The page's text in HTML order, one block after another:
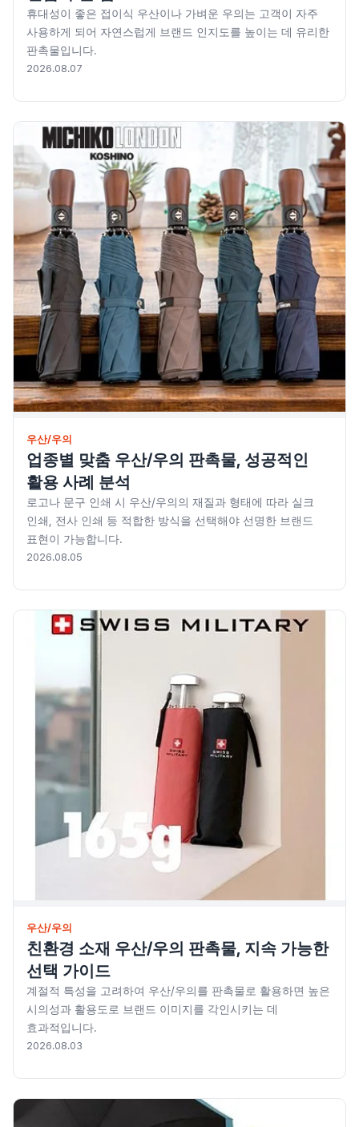
휴대성이 좋은 접이식 우산이나 가벼운 우의는 고객이 자주
사용하게 되어 자연스럽게 브랜드 인지도를 높이는 데 유리한
판촉물입니다.
2026.08.07
우산/우의
업종별 맞춤 우산/우의 판촉물, 성공적인
활용 사례 분석
로고나 문구 인쇄 시 우산/우의의 재질과 형태에 따라 실크
인쇄, 전사 인쇄 등 적합한 방식을 선택해야 선명한 브랜드
표현이 가능합니다.
2026.08.05
우산/우의
친환경 소재 우산/우의 판촉물, 지속 가능한
선택 가이드
계절적 특성을 고려하여 우산/우의를 판촉물로 활용하면 높은
시의성과 활용도로 브랜드 이미지를 각인시키는 데
효과적입니다.
2026.08.03